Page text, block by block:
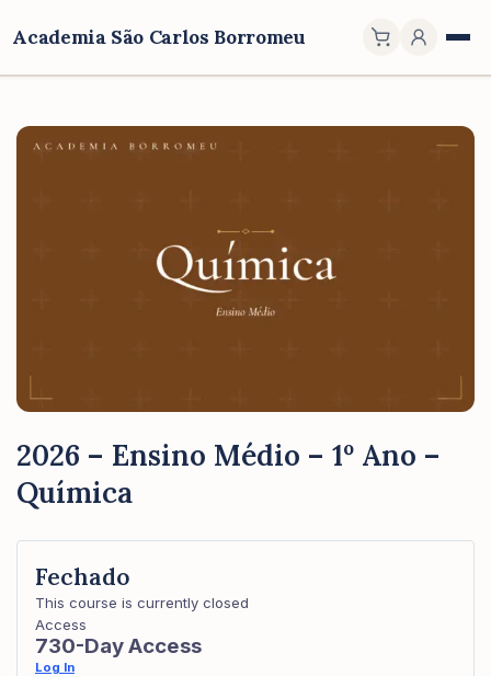
Academia São Carlos Borromeu
2026 – Ensino Médio – 1º Ano –
Química
Fechado
This course is currently closed
Access
730-Day Access
Log In